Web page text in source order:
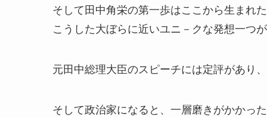
そして田中角栄の第一歩はここから生まれ
こうした大ぼらに近いユニ－クな発想一つ
元田中総理大臣のスピーチには定評があり
そして政治家になると、一層磨きがかかっ